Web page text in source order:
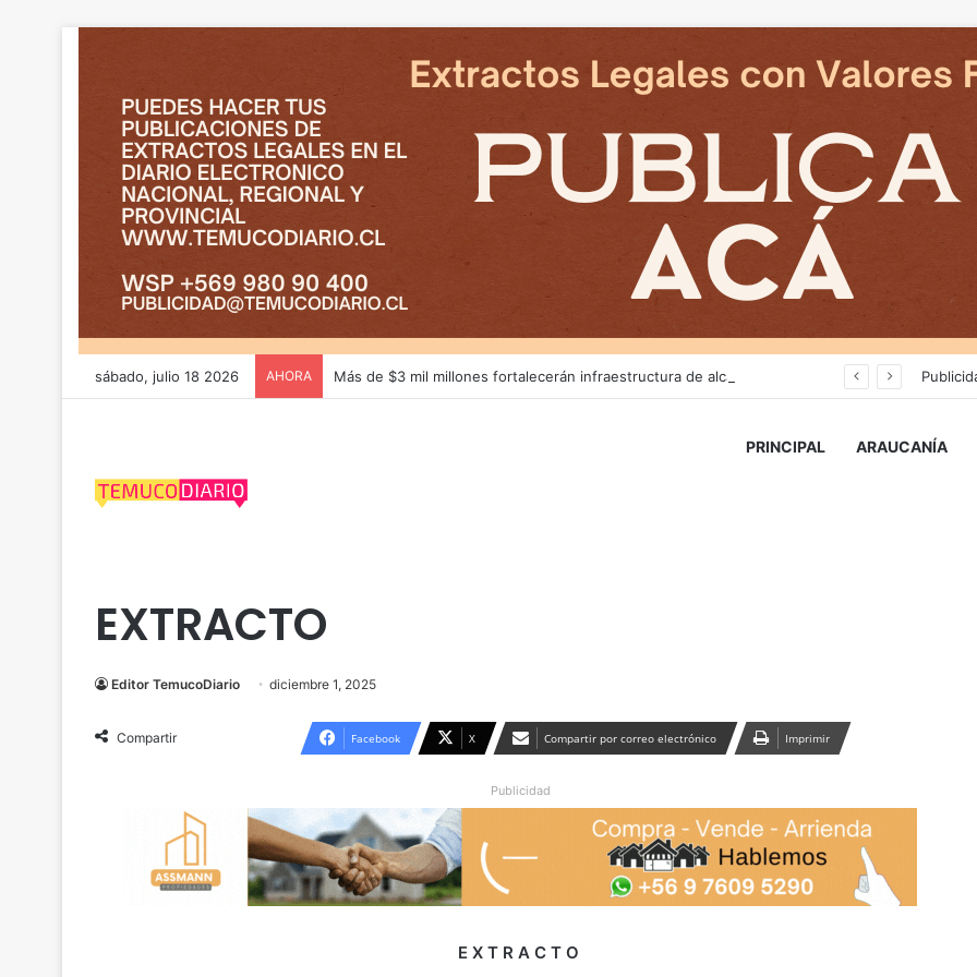
sábado, julio 18 2026 AHORA
PRINCIPAL ARAUCANÍA
EXTRACTO
Editor TemucoDiario diciembre 1, 2025
Compartir Facebook X Compartir por correo electrónico Imprimir
Publicidad
E X T R A C T O